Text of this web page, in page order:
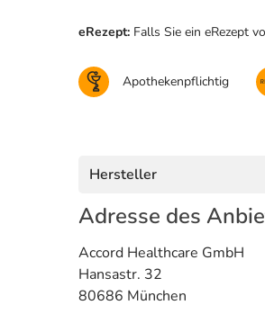
eRezept: Falls Sie ein eRezept
Apothekenpflichtig
Hersteller
Adresse des
Accord Healthcare GmbH
Hansastr. 32
80686 München